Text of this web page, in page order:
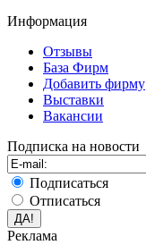
Информация
Отзывы
База Фирм
Добавить фирму
Выставки
Вакансии
Подписка на новости
Подписаться
Отписаться
Реклама